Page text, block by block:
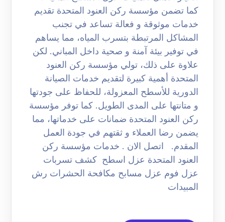
كما تضمن مؤسسة ركن العنود المتحدة تقديم
خدمات موثوقة و فعالة تساعد في تجنب
المشاكل المرتبطة بتسرب المياه، مما يساهم
في توفير بيئة آمنة و صحية داخل المباني. لكن
علاوة على ذلك، تولي مؤسسة ركن العنود
المتحدة أهمية كبيرة لتقديم خدمات الصيانة
الدورية للأسطح المعزولة، للحفاظ على جودتها
و متانتها على المدى الطويل. كما توفر مؤسسة
ركن العنود المتحدة ضمانات على خدماتها، مما
يضمن رضا العملاء و ثقتهم في جودة العمل
المقدم. اتصل الان . خدمات مؤسسة ركن
العنود المتحدة عزل اسطح كشف تسربات
عزل فوم عزل مسابح مكافحة الحشرات رش
المبيدات